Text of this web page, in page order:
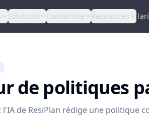
Solutions Conformité Ressources
de politiques
l'IA de ResiPlan rédige une politique